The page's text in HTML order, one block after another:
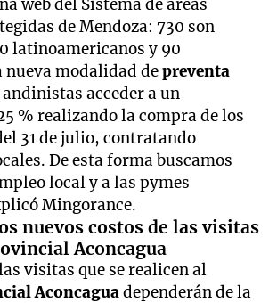
web del Sistema de áreas
de Mendoza: 730 son
latinoamericanos y 90
nueva modalidad depreventa
acceder a un
% realizando la compra de los
31 de julio, contratando
De esta forma buscamos
local y a las pymes
Mingorance.
nuevos costos de las visitas
Aconcagua
visitas que se realicen al
Aconcaguadependerán de la